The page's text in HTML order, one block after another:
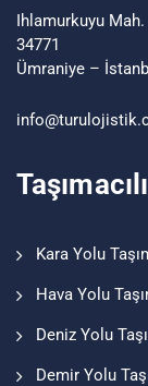
Ihlamurkuyu
34771
Ümraniye –
info@turu lojistik
Kara Yolu
Hava Yolu
Deniz Yolu
Demir Yolu